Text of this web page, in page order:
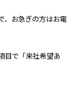
、お急ぎの方はお電
目で「来社希望あ